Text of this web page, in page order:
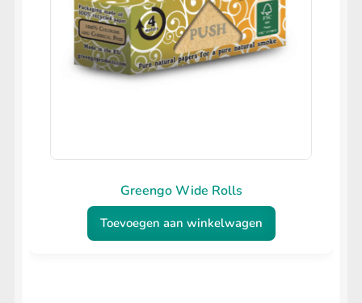
Greengo Wide Rolls
Toevoegen aan winkelwagen